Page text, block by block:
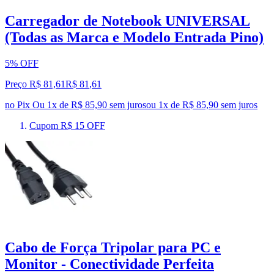
Carregador de Notebook UNIVERSAL
(Todas as Marca e Modelo Entrada Pino)
5% OFF
Preço R$ 81,61R$ 81 ,61
no Pix Ou 1x de R$ 85,90 sem jurosou 1x de R$ 85,90 sem juros
Cupom R$ 15 OFF
Cabo de Força Tripolar para PC e
Monitor - Conectividade Perfeita